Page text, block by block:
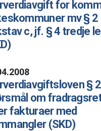
for
mv § 2
c, jf. § 4 tredje
§ 25
om
fakturaer med
(SKD)